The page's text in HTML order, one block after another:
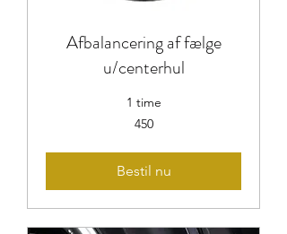
Afbalancering af fælge
u/centerhul
1 time
450
Bestil nu